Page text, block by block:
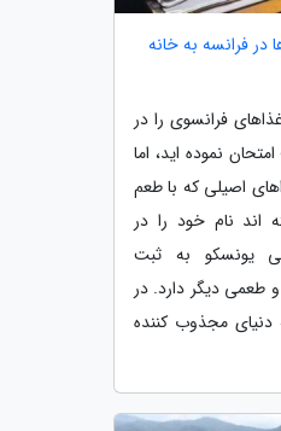
فرانسه به خانه
غذاهای فرانسوی را در
نموده اید، اما
اصیلی که با طعم
اند نام خود را در
یونسکو به ثبت
طعمی دیگر دارد. در
دنیای مجذوب کننده